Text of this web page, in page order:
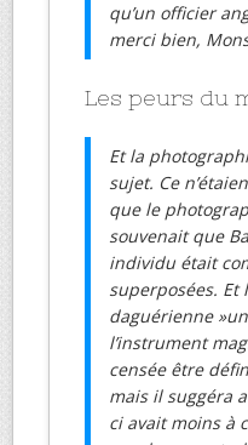
qu’un officier
merci bien,
Les peurs du
Et la
sujet. Ce
que le
souvenait que
individu était
superposées. Et
daguérienne
l’instrument
censée être
mais il suggéra
ci avait moins à